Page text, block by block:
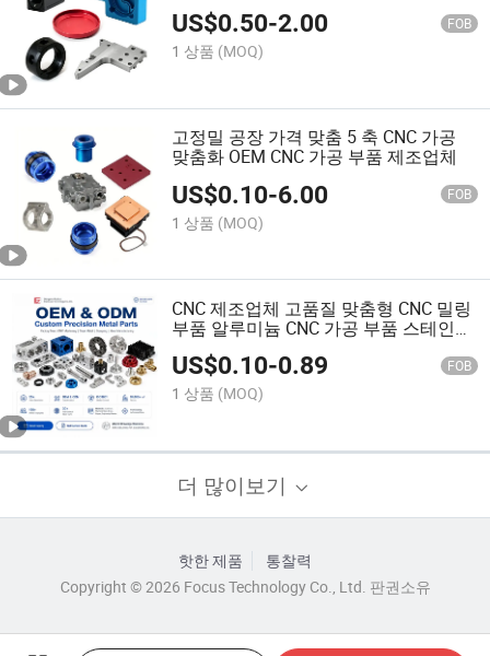
US$0.50-2.00 FOB
1 상품 (MOQ)
고정밀 공장 가격 맞춤 5 축 CNC 가공
맞춤화 OEM CNC 가공 부품 제조업체
US$0.10-6.00 FOB
1 상품 (MOQ)
CNC 제조업체 고품질 맞춤형 CNC 밀링
부품 알루미늄 CNC 가공 부품 스테인리
스 스틸 CNC 가공 서비스
US$0.10-0.89 FOB
1 상품 (MOQ)
더 많이보기
핫한 제품
통찰력
Copyright © 2026 Focus Technology Co., Ltd. 판권소유